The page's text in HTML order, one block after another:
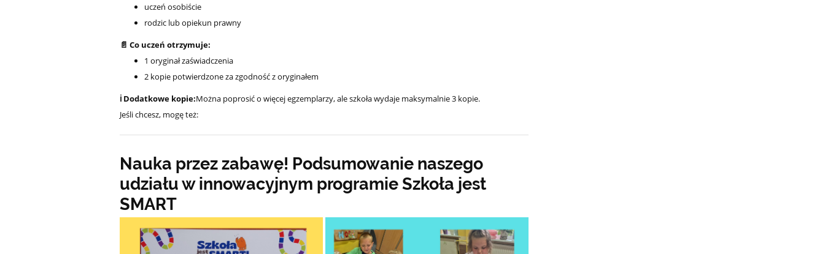
uczeń osobiście
rodzic lub opiekun prawny
📄 Co uczeń otrzymuje:
1 oryginał zaświadczenia
2 kopie potwierdzone za zgodność z oryginałem
ℹ️ Dodatkowe kopie:Można poprosić o więcej egzemplarzy, ale szkoła wydaje maksymalnie 3 kopie.
Jeśli chcesz, mogę też:
Nauka przez zabawę! Podsumowanie naszego
udziału w innowacyjnym programie Szkoła jest
SMART